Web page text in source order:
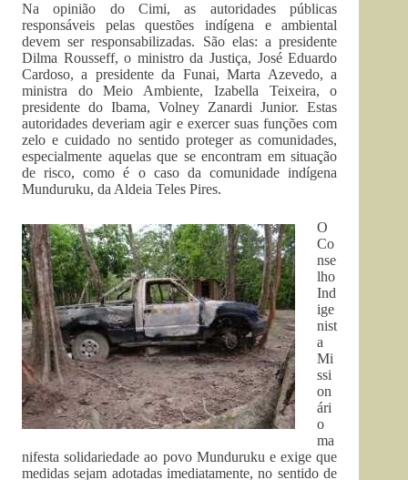
Na opinião do Cimi, as autoridades públicas
responsáveis pelas questões indígena e ambiental
devem ser responsabilizadas. São elas: a presidente
Dilma Rousseff, o ministro da Justiça, José Eduardo
Cardoso, a presidente da Funai, Marta Azevedo, a
ministra do Meio Ambiente, Izabella Teixeira, o
presidente do Ibama, Volney Zanardi Junior. Estas
autoridades deveriam agir e exercer suas funções com
zelo e cuidado no sentido proteger as comunidades,
especialmente aquelas que se encontram em situação
de risco, como é o caso da comunidade indígena
Munduruku, da Aldeia Teles Pires.
O
Co
nse
lho
Ind
ige
nist
a
Mi
ssi
on
ári
o
ma
nifesta solidariedade ao povo Munduruku e exige que
medidas sejam adotadas imediatamente, no sentido de